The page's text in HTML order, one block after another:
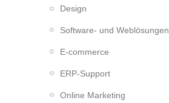
Design
Software- und Weblösungen
E-commerce
ERP-Support
Online Marketing